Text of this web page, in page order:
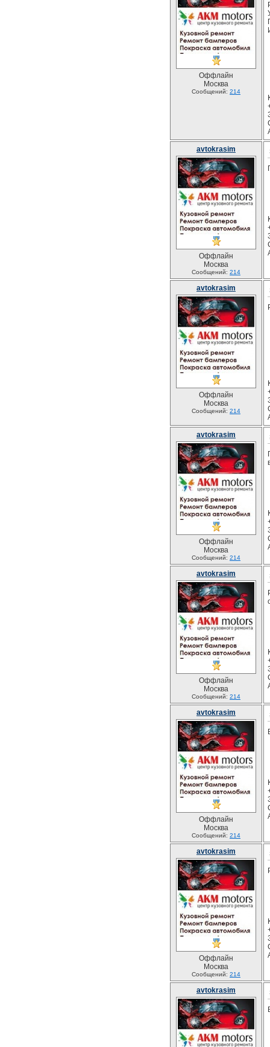
Оффлайн
Москва
Сообщений: 214
avtokrasim
Оффлайн
Москва
Сообщений: 214
avtokrasim
Оффлайн
Москва
Сообщений: 214
avtokrasim
Оффлайн
Москва
Сообщений: 214
avtokrasim
Оффлайн
Москва
Сообщений: 214
avtokrasim
Оффлайн
Москва
Сообщений: 214
avtokrasim
Оффлайн
Москва
Сообщений: 214
avtokrasim